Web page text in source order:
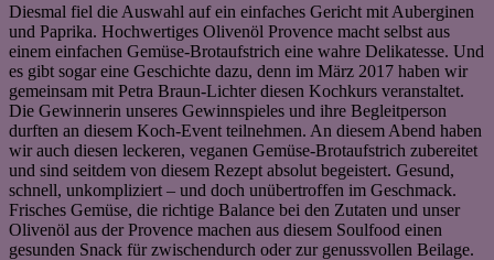
Diesmal fiel die Auswahl auf ein einfaches Gericht mit Auberginen
und Paprika. Hochwertiges Olivenöl Provence macht selbst aus
einem einfachen Gemüse-Brotaufstrich eine wahre Delikatesse. Und
es gibt sogar eine Geschichte dazu, denn im März 2017 haben wir
gemeinsam mit Petra Braun-Lichter diesen Kochkurs veranstaltet.
Die Gewinnerin unseres Gewinnspieles und ihre Begleitperson
durften an diesem Koch-Event teilnehmen. An diesem Abend haben
wir auch diesen leckeren, veganen Gemüse-Brotaufstrich zubereitet
und sind seitdem von diesem Rezept absolut begeistert. Gesund,
schnell, unkompliziert – und doch unübertroffen im Geschmack.
Frisches Gemüse, die richtige Balance bei den Zutaten und unser
Olivenöl aus der Provence machen aus diesem Soulfood einen
gesunden Snack für zwischendurch oder zur genussvollen Beilage.